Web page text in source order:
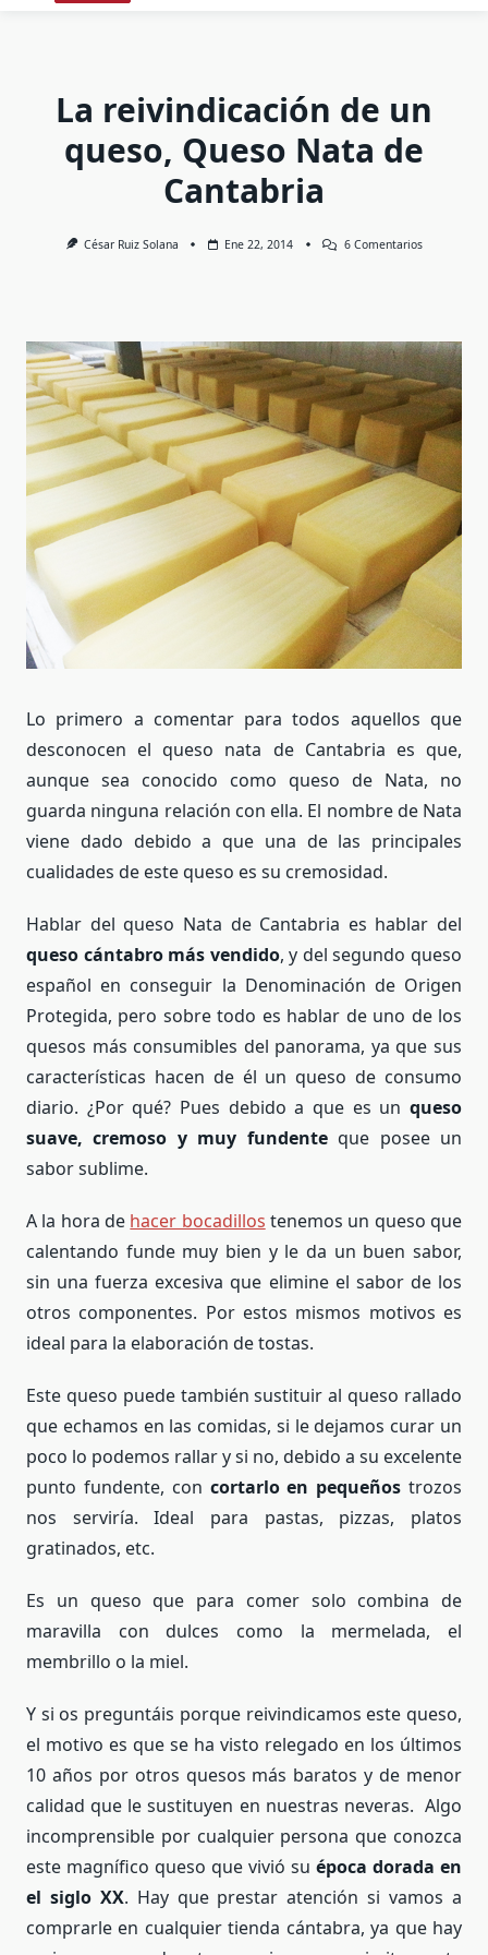
La reivindicación de un
queso, Queso Nata de
Cantabria
César Ruiz Solana Ene 22, 2014 6 ComentariosEn
Queso
Nata
De
Cantabria
Lo primero a comentar para todos aquellos que
desconocen el queso nata de Cantabria es que,
aunque sea conocido como queso de Nata, no
guarda ninguna relación con ella. El nombre de Nata
viene dado debido a que una de las principales
cualidades de este queso es su cremosidad.
Hablar del queso Nata de Cantabria es hablar del
queso cántabro más vendido, y del segundo queso
español en conseguir la Denominación de Origen
Protegida, pero sobre todo es hablar de uno de los
quesos más consumibles del panorama, ya que sus
características hacen de él un queso de consumo
diario. ¿Por qué? Pues debido a que es un queso
suave, cremoso y muy fundenteque posee un
sabor sublime.
A la hora de hacer bocadillos tenemos un queso que
calentando funde muy bien y le da un buen sabor,
sin una fuerza excesiva que elimine el sabor de los
otros componentes. Por estos mismos motivos es
ideal para la elaboración de tostas.
Este queso puede también sustituir al queso rallado
que echamos en las comidas, si le dejamos curar un
poco lo podemos rallar y si no, debido a su excelente
punto fundente, con cortarlo en pequeños trozos
nos serviría. Ideal para pastas, pizzas, platos
gratinados, etc.
Es un queso que para comer solo combina de
maravilla con dulces como la mermelada, el
membrillo o la miel.
Y si os preguntáis porque reivindicamos este queso,
el motivo es que se ha visto relegado en los últimos
10 años por otros quesos más baratos y de menor
calidad que le sustituyen en nuestras neveras. Algo
incomprensible por cualquier persona que conozca
este magnífico queso que vivió su época dorada en
el siglo XX. Hay que prestar atención si vamos a
comprarle en cualquier tienda cántabra, ya que hay